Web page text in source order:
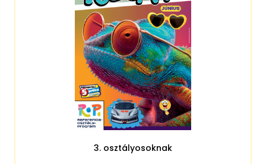
3. osztályosoknak